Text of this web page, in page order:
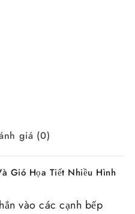
giá (0)
Gió Họa Tiết Nhiều Hình
vào các cạnh bếp